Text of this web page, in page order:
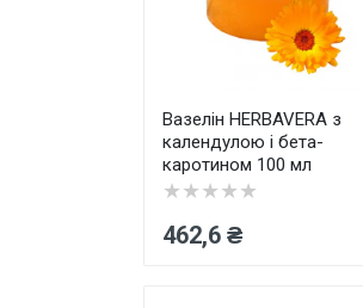
Товари для дому ›
Косметика CODERMA KIDS
Вазелін HERBAVERA з
календулою і бета-
каротином 100 мл
★★★★★
462,6 ₴